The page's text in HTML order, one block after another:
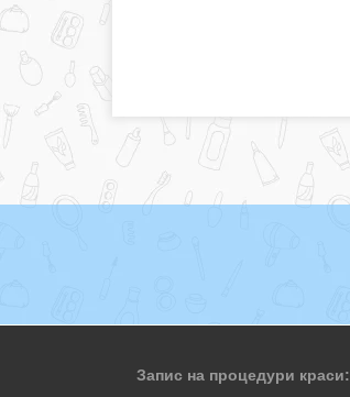
Запис на процедури краси: